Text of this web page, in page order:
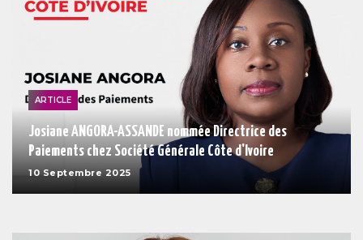
ARTICLE
Josiane ANGORA-ASSANDE nommée Directrice des
Paiements chez Société Générale Côte d'Ivoire
10 Septembre 2025